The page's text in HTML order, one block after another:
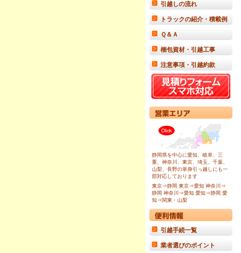
引越しの流れ
トラックの紹介・積載例
Ｑ＆Ａ
梱包資材・引越工事
注意事項・引越約款
静岡県を中心に愛知、岐阜、三
重、神奈川、東京、埼玉、千葉、
山梨、長野の単身引っ越しにも一
部対応しております
東京⇒静岡 東京⇒愛知 神奈川⇒
静岡 神奈川⇒愛知 愛知⇒静岡 愛
知⇒関東・山梨
引越手続一覧
業者選びのポイント